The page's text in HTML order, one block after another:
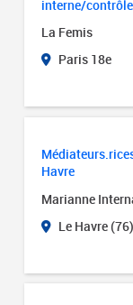
interne/
La Femis
Paris 18e
Havre
Marianne
Le Havre (76)